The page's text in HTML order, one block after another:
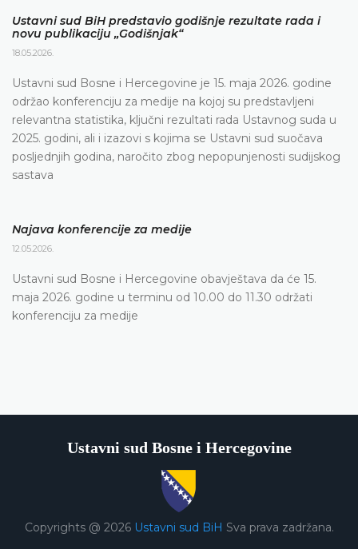
Ustavni sud BiH predstavio godišnje rezultate rada i
novu publikaciju „Godišnjak“
18.05.2026.
Ustavni sud Bosne i Hercegovine je 15. maja 2026. godine
održao konferenciju za medije na kojoj su predstavljeni
relevantna statistika, ključni rezultati rada Ustavnog suda u
2025. godini, ali i izazovi s kojima se Ustavni sud suočava
posljednjih godina, naročito zbog nepopunjenosti sudijskog
sastava
Najava konferencije za medije
12.05.2026.
Ustavni sud Bosne i Hercegovine obavještava da će 15.
maja 2026. godine u terminu od 10.00 do 11.30 održati
konferenciju za medije
Ustavni sud Bosne i Hercegovine
Copyrights @ 2026 Ustavni sud BiH Sva prava zadržana.